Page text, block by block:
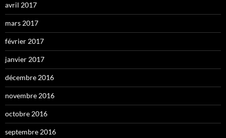
avril 2017
mars 2017
février 2017
janvier 2017
décembre 2016
novembre 2016
octobre 2016
septembre 2016